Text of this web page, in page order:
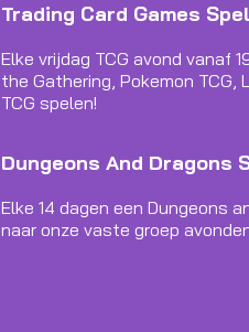
Trading Card Games
Elke vrijdag TCG avond vanaf
the Gathering, Pokemon
TCG spelen!
Dungeons And Dragons
Elke 14 dagen een Dungeons
naar onze vaste groep